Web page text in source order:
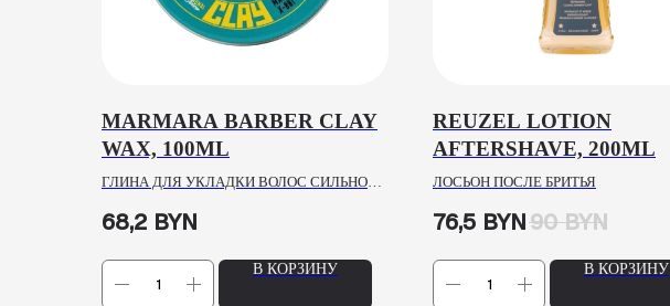
MARMARA BARBER CLAY
WAX, 100ML
ГЛИНА ДЛЯ УКЛАДКИ ВОЛОС СИЛЬНОЙ
68,2 BYN
В КОРЗИНУ
REUZEL LOTION
AFTERSHAVE, 200ML
ЛОСЬОН ПОСЛЕ БРИТЬЯ
76,5 BYN90 BYN
В КОРЗИНУ